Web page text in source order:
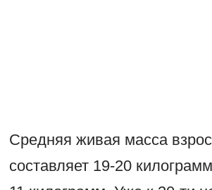
Средняя живая масса
составляет 19-20